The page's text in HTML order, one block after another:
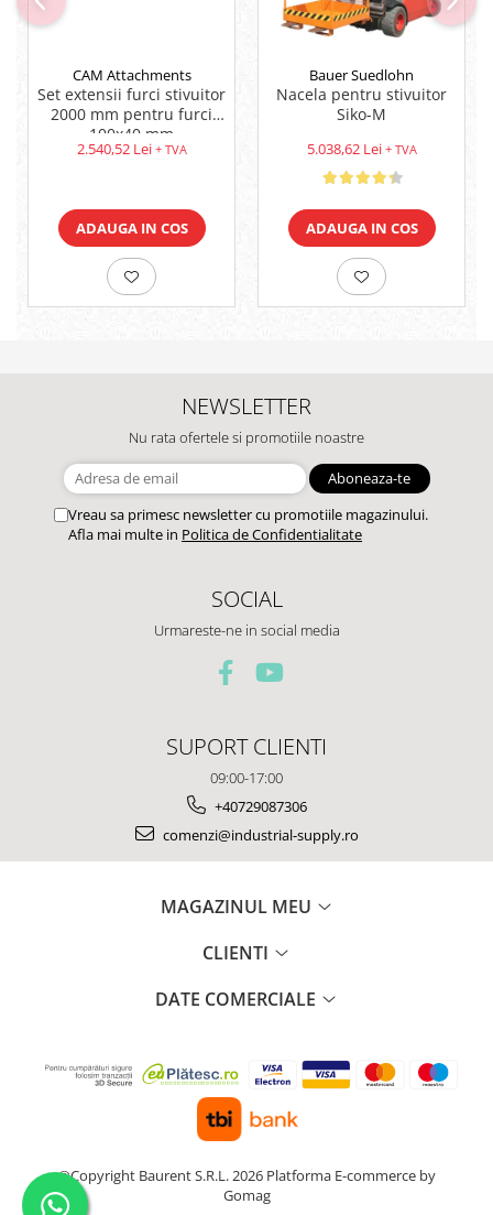
CAM Attachments
Set extensii furci stivuitor
2000 mm pentru furci
100x40 mm
2.540,52 Lei + TVA
ADAUGA IN COS
Bauer Suedlohn
Nacela pentru stivuitor
Siko-M
5.038,62 Lei + TVA
ADAUGA IN COS
NEWSLETTER
Nu rata ofertele si promotiile noastre
Vreau sa primesc newsletter cu promotiile magazinului.
Afla mai multe in Politica de Confidentialitate
SOCIAL
Urmareste-ne in social media
SUPORT CLIENTI
09:00-17:00
+40729087306
comenzi@industrial-supply.ro
MAGAZINUL MEU
CLIENTI
DATE COMERCIALE
©Copyright Baurent S.R.L. 2026 Platforma E-commerce by
Gomag